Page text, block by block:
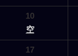
10
空
17